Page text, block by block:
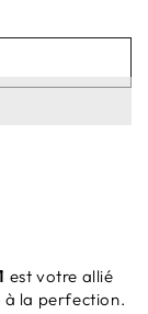
est votre allié
à la perfection.